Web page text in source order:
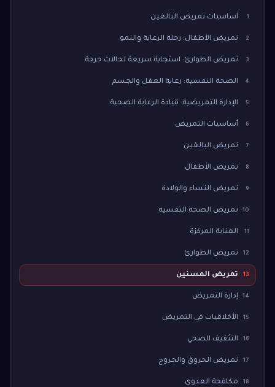
1 أساسيات تمريض البالغين
2 تمريض الأطفال: رحلة الرعاية والنمو
3 تمريض الطوارئ: استجابة سريعة لحالات حرجة
4 الصحة النفسية: رعاية العقل والجسم
5 الإدارة التمريضية: قيادة الرعاية الصحية
6 أساسيات التمريض
7 تمريض البالغين
8 تمريض الأطفال
9 تمريض النساء والولادة
10 تمريض الصحة النفسية
11 العناية المركزة
12 تمريض الطوارئ
13 تمريض المسنين
14 إدارة التمريض
15 الأخلاقيات في التمريض
16 التثقيف الصحي
17 تمريض الحروق والجروح
18 مكافحة العدوى